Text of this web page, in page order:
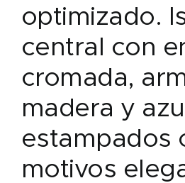
optimizado.
central con
cromada,
madera y
estampados
motivos